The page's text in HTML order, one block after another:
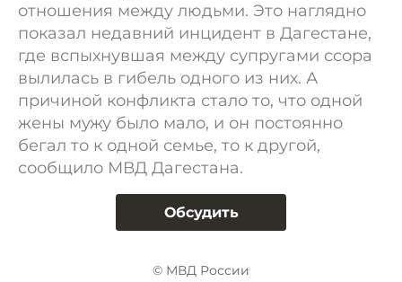
отношения между людьми. Это наглядно
показал недавний инцидент в Дагестане,
где вспыхнувшая между супругами ссора
вылилась в гибель одного из них. А
причиной конфликта стало то, что одной
жены мужу было мало, и он постоянно
бегал то к одной семье, то к другой,
сообщило МВД Дагестана.
Обсудить
© МВД России